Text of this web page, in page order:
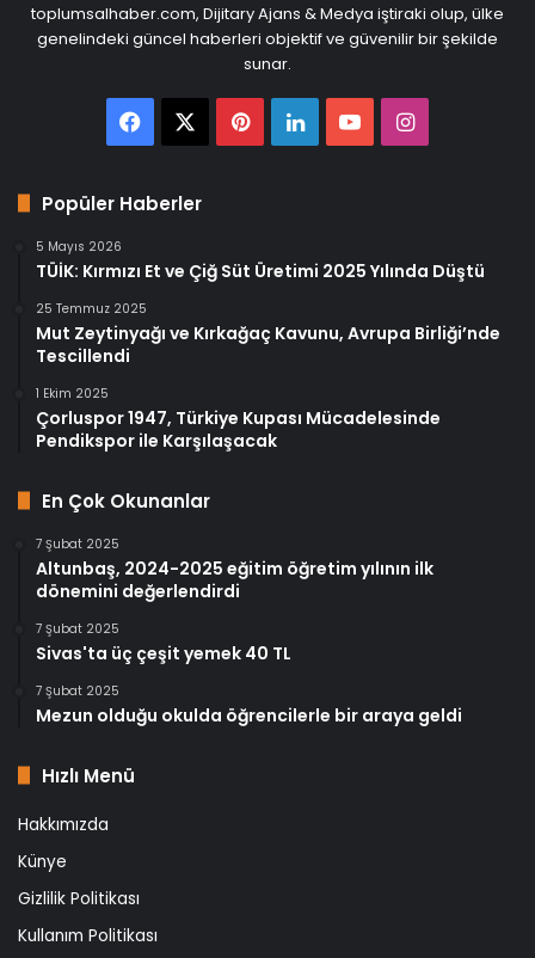
toplumsalhaber.com, Dijitary Ajans & Medya iştiraki olup, ülke
genelindeki güncel haberleri objektif ve güvenilir bir şekilde
sunar.
FacebookPinterest
LinkedInYouTubeInstagram
Popüler Haberler
5 Mayıs 2026
TÜİK: Kırmızı Et ve Çiğ Süt Üretimi 2025 Yılında Düştü
25 Temmuz 2025
Mut Zeytinyağı ve Kırkağaç Kavunu, Avrupa Birliği’nde
Tescillendi
1 Ekim 2025
Çorluspor 1947, Türkiye Kupası Mücadelesinde
Pendikspor ile Karşılaşacak
En Çok Okunanlar
7 Şubat 2025
Altunbaş, 2024-2025 eğitim öğretim yılının ilk
dönemini değerlendirdi
7 Şubat 2025
Sivas'ta üç çeşit yemek 40 TL
7 Şubat 2025
Mezun olduğu okulda öğrencilerle bir araya geldi
Hızlı Menü
Hakkımızda
Künye
Gizlilik Politikası
Kullanım Politikası